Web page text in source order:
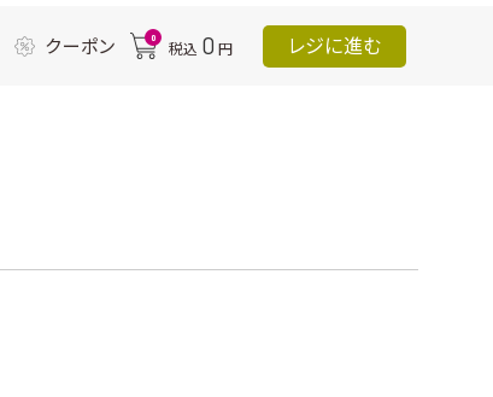
クーポン 0
税込 0 円 レジに進む